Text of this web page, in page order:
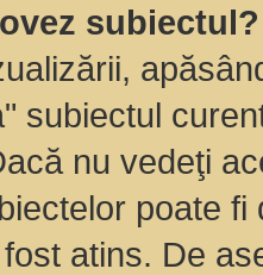
subiectul?
subiectul
nu vedeţi
poate
atins. De